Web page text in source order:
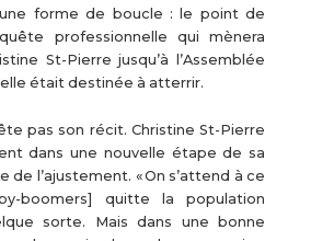
forme de boucle : le point de
professionnelle qui mènera
St-Pierre jusqu’à l’Assemblée
était destinée à atterrir.
pas son récit. Christine St-Pierre
dans une nouvelle étape de sa
de l’ajustement. « On s’attend à ce
boomers] quitte la population
sorte. Mais dans une bonne